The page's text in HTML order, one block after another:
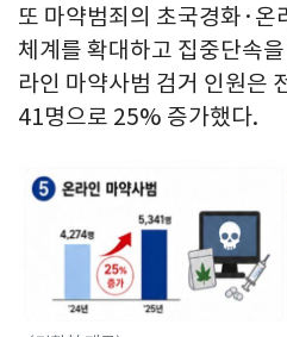
또 마약범죄의 초국경화·온
체계를 확대하고 집중단속
라인 마약사범 검거 인원은
41명으로 25% 증가했다.